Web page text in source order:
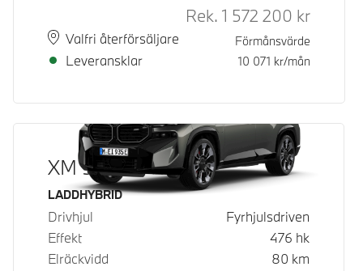
PlatsValfri återförsäljare
Leveranstid
Leveransklar
Rek. ord
Rek. 1 572 200 kr
Förmånsvärde
10 071 kr/mån
XM 50e
Bränsle
LADDHYBRID
Drivhjul
Fyrhjulsdriven
Effekt
476 hk
Elräckvidd
80 km